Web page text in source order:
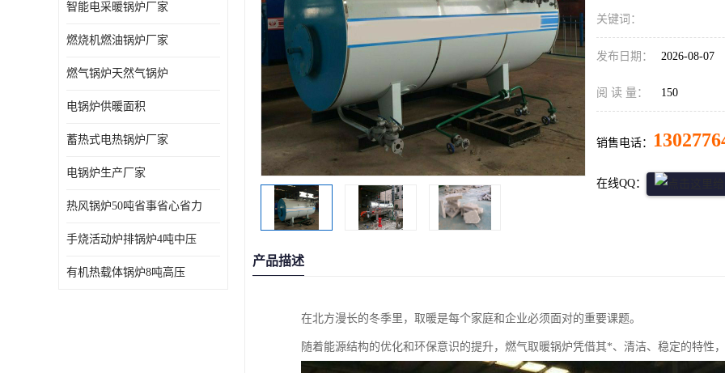
智能电采暖锅炉厂家
燃烧机燃油锅炉厂家
燃气锅炉天然气锅炉
电锅炉供暖面积
蓄热式电热锅炉厂家
电锅炉生产厂家
热风锅炉50吨省事省心省力
手烧活动炉排锅炉4吨中压
有机热载体锅炉8吨高压
关键词：
发布日期： 2026-08-07
阅 读 量： 150
销售电话：
在线QQ：
产品描述
在北方漫长的冬季里，取暖是每个家庭和企业必须面对的重要课题。
随着能源结构的优化和环保意识的提升，燃气取暖锅炉凭借其*、清洁、稳定的特性